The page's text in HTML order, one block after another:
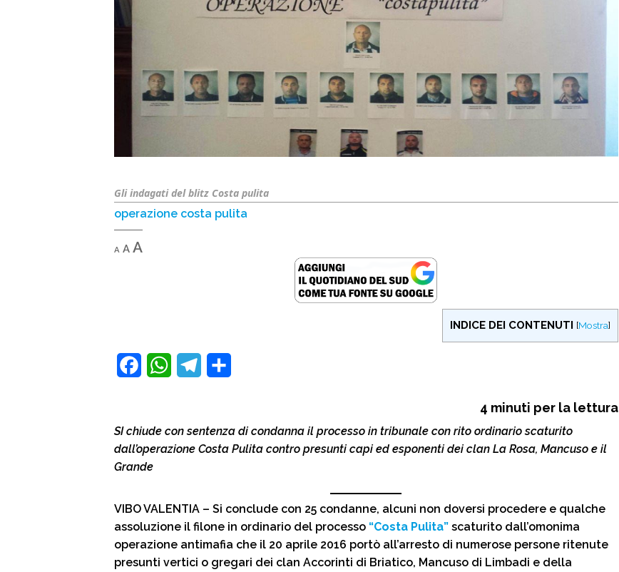
Gli indagati del blitz Costa pulita
operazione costa pulita
A
Decrease
font
A Reset
font
AIncrease
INDICE DEI CONTENUTI [Mostra]
e
b
o
k
W
t
p
p
e
a
m
d
i
d
i
4 minuti per la lettura
SI chiude con sentenza di condanna il processo in tribunale con rito ordinario scaturito
dall’operazione Costa Pulita contro presunti capi ed esponenti dei clan La Rosa, Mancuso e il
Grande
VIBO VALENTIA – Si conclude con 25 condanne, alcuni non doversi procedere e qualche
assoluzione il filone in ordinario del processo “Costa Pulita” scaturito dall’omonima
operazione antimafia che il 20 aprile 2016 portò all’arresto di numerose persone ritenute
presunti vertici o gregari dei clan Accorinti di Briatico, Mancuso di Limbadi e della